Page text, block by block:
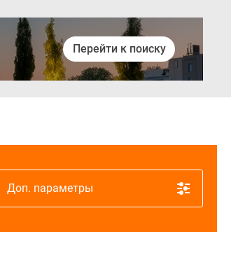
Перейти к поиску
Доп. параметры